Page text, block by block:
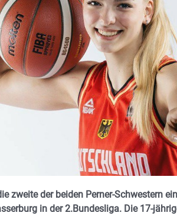
zweite der beiden Perner-Schwestern
in der 2.Bundesliga. Die 17-